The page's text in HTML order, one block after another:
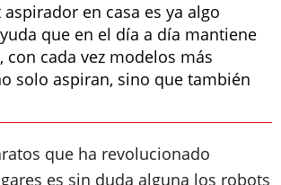
en casa es ya algo
que en el día a día mantiene
cada vez modelos más
solo aspiran, sino que también
que ha revolucionado
es sin duda alguna los robots